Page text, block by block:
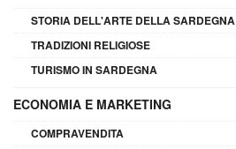
STORIA DELL'ARTE DELLA SARDEGNA
TRADIZIONI RELIGIOSE
TURISMO IN SARDEGNA
ECONOMIA E MARKETING
COMPRAVENDITA